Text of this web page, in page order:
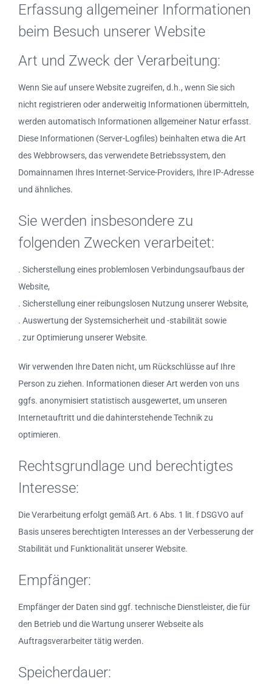
Erfassung allgemeiner Informationen
beim Besuch unserer Website
Art und Zweck der Verarbeitung:
Wenn Sie auf unsere Website zugreifen, d.h., wenn Sie sich
nicht registrieren oder anderweitig Informationen übermitteln,
werden automatisch Informationen allgemeiner Natur erfasst.
Diese Informationen (Server-Logfiles) beinhalten etwa die Art
des Webbrowsers, das verwendete Betriebssystem, den
Domainnamen Ihres Internet-Service-Providers, Ihre IP-Adresse
und ähnliches.
Sie werden insbesondere zu
folgenden Zwecken verarbeitet:
. Sicherstellung eines problemlosen Verbindungsaufbaus der
Website,
. Sicherstellung einer reibungslosen Nutzung unserer Website,
. Auswertung der Systemsicherheit und -stabilität sowie
. zur Optimierung unserer Website.
Wir verwenden Ihre Daten nicht, um Rückschlüsse auf Ihre
Person zu ziehen. Informationen dieser Art werden von uns
ggfs. anonymisiert statistisch ausgewertet, um unseren
Internetauftritt und die dahinterstehende Technik zu
optimieren.
Rechtsgrundlage und berechtigtes
Interesse:
Die Verarbeitung erfolgt gemäß Art. 6 Abs. 1 lit. f DSGVO auf
Basis unseres berechtigten Interesses an der Verbesserung der
Stabilität und Funktionalität unserer Website.
Empfänger:
Empfänger der Daten sind ggf. technische Dienstleister, die für
den Betrieb und die Wartung unserer Webseite als
Auftragsverarbeiter tätig werden.
Speicherdauer: